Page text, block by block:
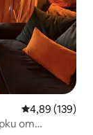
Средна
4,89 (139)
от